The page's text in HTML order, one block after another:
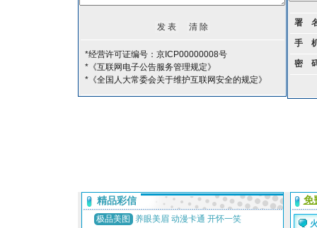
*经营许可证编号：京ICP00000008号
*《互联网电子公告服务管理规定》
*《全国人大常委会关于维护互联网安全的规定》
署
手
密